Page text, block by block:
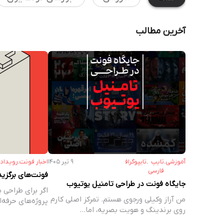
آخرین مطالب
آموزشی.تایپ
فارسی
.تایپوگرافی ۹ تیر ۱۴۰۵
جایگاه فونت در طراحی تامنیل یوتیوب
من آراز وکیلی ورجوی هستم. تمرکز اصلی کارم
روی برندینگ و هویت بصریه، اما…
اخبار فونت.
فونت‌های
اگر برای طراحی
پروژه‌های